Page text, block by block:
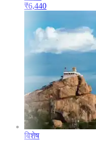
₹6,440
विशेष